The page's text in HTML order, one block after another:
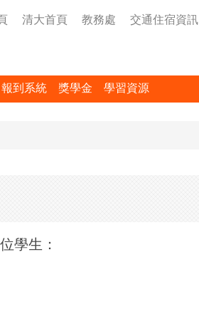
清大首頁 教務處 交通住宿資訊
到系統 獎學金 學習資源
學生：